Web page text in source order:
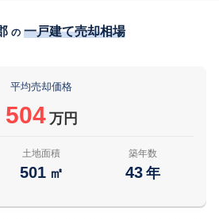
の 一戸建て売却相場
平均売却価格
504 万円
土地面積
501 ㎡
築年数
43 年